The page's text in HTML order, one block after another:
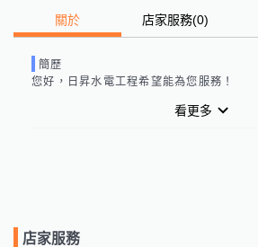
關於 店家服務(0)
簡歷
您好， 日昇水電工程希望能為您服務！
看更多
店家服務